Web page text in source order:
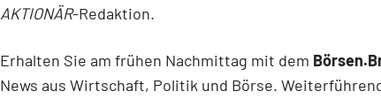
AKTIONÄR-Redaktion.
Erhalten Sie am frühen Nachmittag mit dem
News aus Wirtschaft, Politik und Börse.